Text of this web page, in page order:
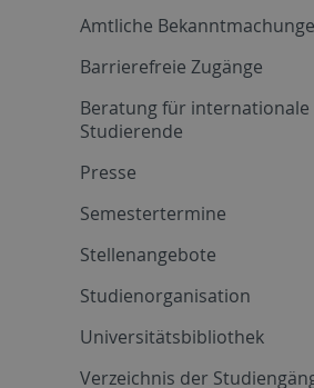
Amtliche
Barrierefreie Zugänge
Beratung für internationale
Studierende
Presse
Semestertermine
Stellenangebote
Studienorganisation
Universitätsbibliothek
Verzeichnis der